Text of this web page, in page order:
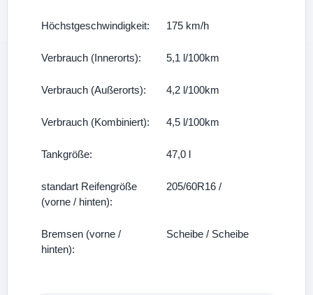
Höchstgeschwindigkeit: 175 km/h
Verbrauch (Innerorts): 5,1 l/100km
Verbrauch (Außerorts): 4,2 l/100km
Verbrauch (Kombiniert): 4,5 l/100km
Tankgröße: 47,0 l
standart Reifengröße
(vorne / hinten):
205/60R16 /
Bremsen (vorne /
hinten):
Scheibe / Scheibe